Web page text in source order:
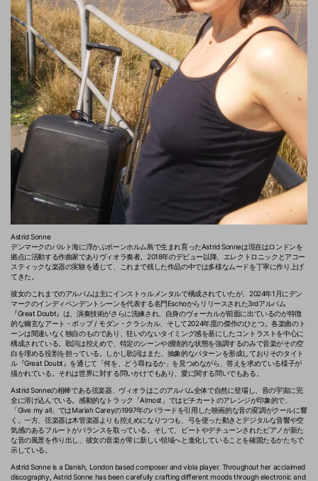
Astrid Sonne
デンマークのバルト海に浮かぶボーンホルム島で生まれ育ったAstrid Sonneは現在はロンドンを
拠点に活動する作曲家でありヴィオラ奏者。2018年のデビュー以降、エレクトロニックとアコー
スティックな楽器の実験を通じて、これまで残した作品の中では多様なムードを丁寧に作り上げ
てきた。
彼女のこれまでのアルバムは主にインストゥルメンタルで構成されていたが、2024年1月にデン
マークのインディペンデントシーンを代表する名門Eschoからリリースされた3rdアルバム
『Great Doubt』は、演奏技術がさらに洗練され、自身のヴォーカルが前面に出ているのが特徴
的な幽玄なアート・ポップ / モダン・クラシカル、そして2024年度の傑作のひとつ。各楽曲のト
ーンは間違いなく独自のものであり、狂いのないタイミング感を基にしたコントラストを中心に
構成されている。歌詞は控えめで、特定のシーンや感情的な状態を強調するのみで音楽がその空
白を埋める役割を担っている。しかし歌詞はまた、抽象的なパターンを形成しておりそのタイト
ル『Great Doubt』を通じて「何を、どう尋ねるか」を見つめながら、答えを求めている様子が
描かれている。それは世界に対する問いかけでもあり、愛に関する問いでもある。
Astrid Sonneの相棒である弦楽器、ヴィオラはこのアルバム全体で自然に登場し、音の宇宙に完
全に溶け込んでいる。感動的なトラック「Almost」ではピチカートのアレンジが印象的で、
「Give my all」ではMariah Careyの1997年のバラードを引用した映画的な音の変調がクールに響
く。一方、弦楽器は木管楽器よりも控えめになりつつも、弓を使った動きとデジタルな音響や空
気感のあるフルートがバランスを取っている。そして、ビートやデチューンされたピアノが新た
な音の風景を作り出し、彼女の音楽が常に新しい領域へと進化していることを確固たるかたちで
示している。
Astrid Sonne is a Danish, London based composer and viola player. Throughout her acclaimed
discography, Astrid Sonne has been carefully crafting different moods through electronic and